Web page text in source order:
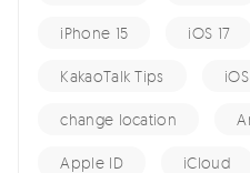
iPhone 15 iOS 17
KakaoTalk Tips
change location
Apple ID iCloud